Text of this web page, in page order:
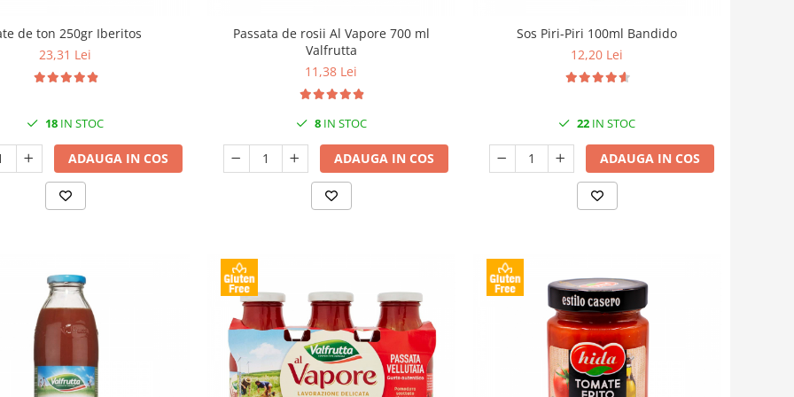
de ton 250gr Iberitos
23,31 Lei
18 IN STOC
ADAUGA IN COS
Passata de rosii Al Vapore 700 ml
Valfrutta
11,38 Lei
8IN STOC
ADAUGA IN COS
Sos Piri-Piri 100ml Bandido
12,20 Lei
22 IN STOC
ADAUGA IN COS